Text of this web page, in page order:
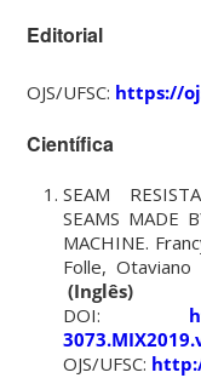
Editorial
OJS/UFSC: https://
Científica
SEAM
SEAMS MADE
MACHINE.
Folle,
(Inglês)
DOI:
OJS/UFSC: